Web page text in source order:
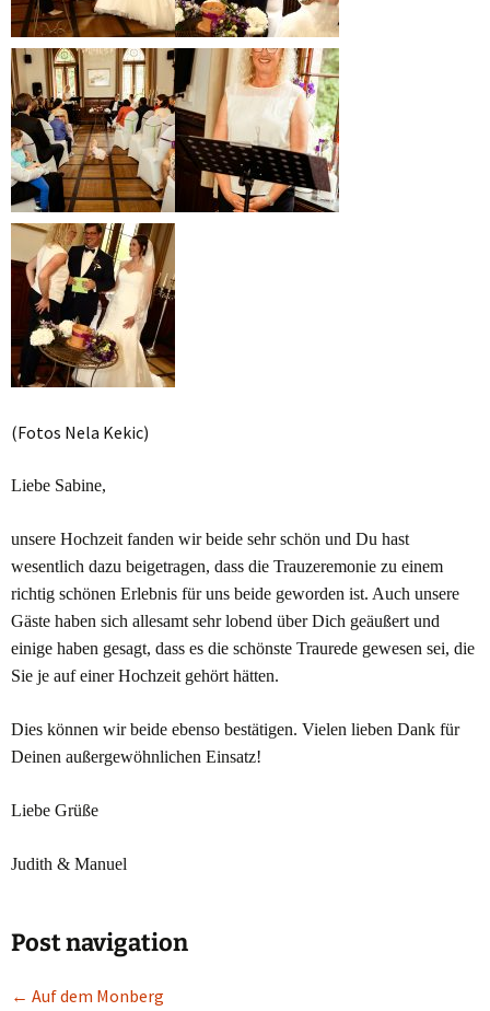
(Fotos Nela Kekic)
Liebe Sabine,
unsere Hochzeit fanden wir beide sehr schön und Du hast
wesentlich dazu beigetragen, dass die Trauzeremonie zu einem
richtig schönen Erlebnis für uns beide geworden ist. Auch unsere
Gäste haben sich allesamt sehr lobend über Dich geäußert und
einige haben gesagt, dass es die schönste Traurede gewesen sei, die
Sie je auf einer Hochzeit gehört hätten.
Dies können wir beide ebenso bestätigen. Vielen lieben Dank für
Deinen außergewöhnlichen Einsatz!
Liebe Grüße
Judith & Manuel
Post navigation
← Auf dem Monberg